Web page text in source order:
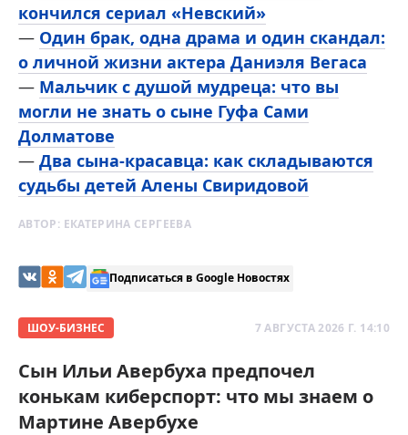
кончился сериал «Невский»
— Один брак, одна драма и один скандал:
о личной жизни актера Даниэля Вегаса
— Мальчик с душой мудреца: что вы
могли не знать о сыне Гуфа Сами
Долматове
— Два сына-красавца: как складываются
судьбы детей Алены Свиридовой
АВТОР: ЕКАТЕРИНА СЕРГЕЕВА
Подписаться в Google Новостях
ШОУ-БИЗНЕС 7 АВГУСТА 2026 Г. 14:10
Сын Ильи Авербуха предпочел
конькам киберспорт: что мы знаем о
Мартине Авербухе